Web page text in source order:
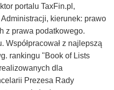
portalu TaxFin.pl,
kierunek: prawo
z prawa podatkowego.
Współpracował z najlepszą
rankingu "Book of Lists
dla
Prezesa Rady